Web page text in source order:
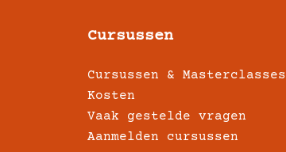
Cursussen
Cursussen & Masterclasses
Kosten
Vaak gestelde vragen
Aanmelden cursussen